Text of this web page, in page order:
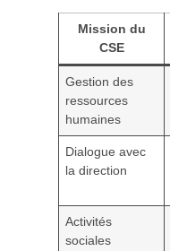
Mission du
CSE
Gestion des
ressources
humaines
Dialogue avec
la direction
Activités
sociales